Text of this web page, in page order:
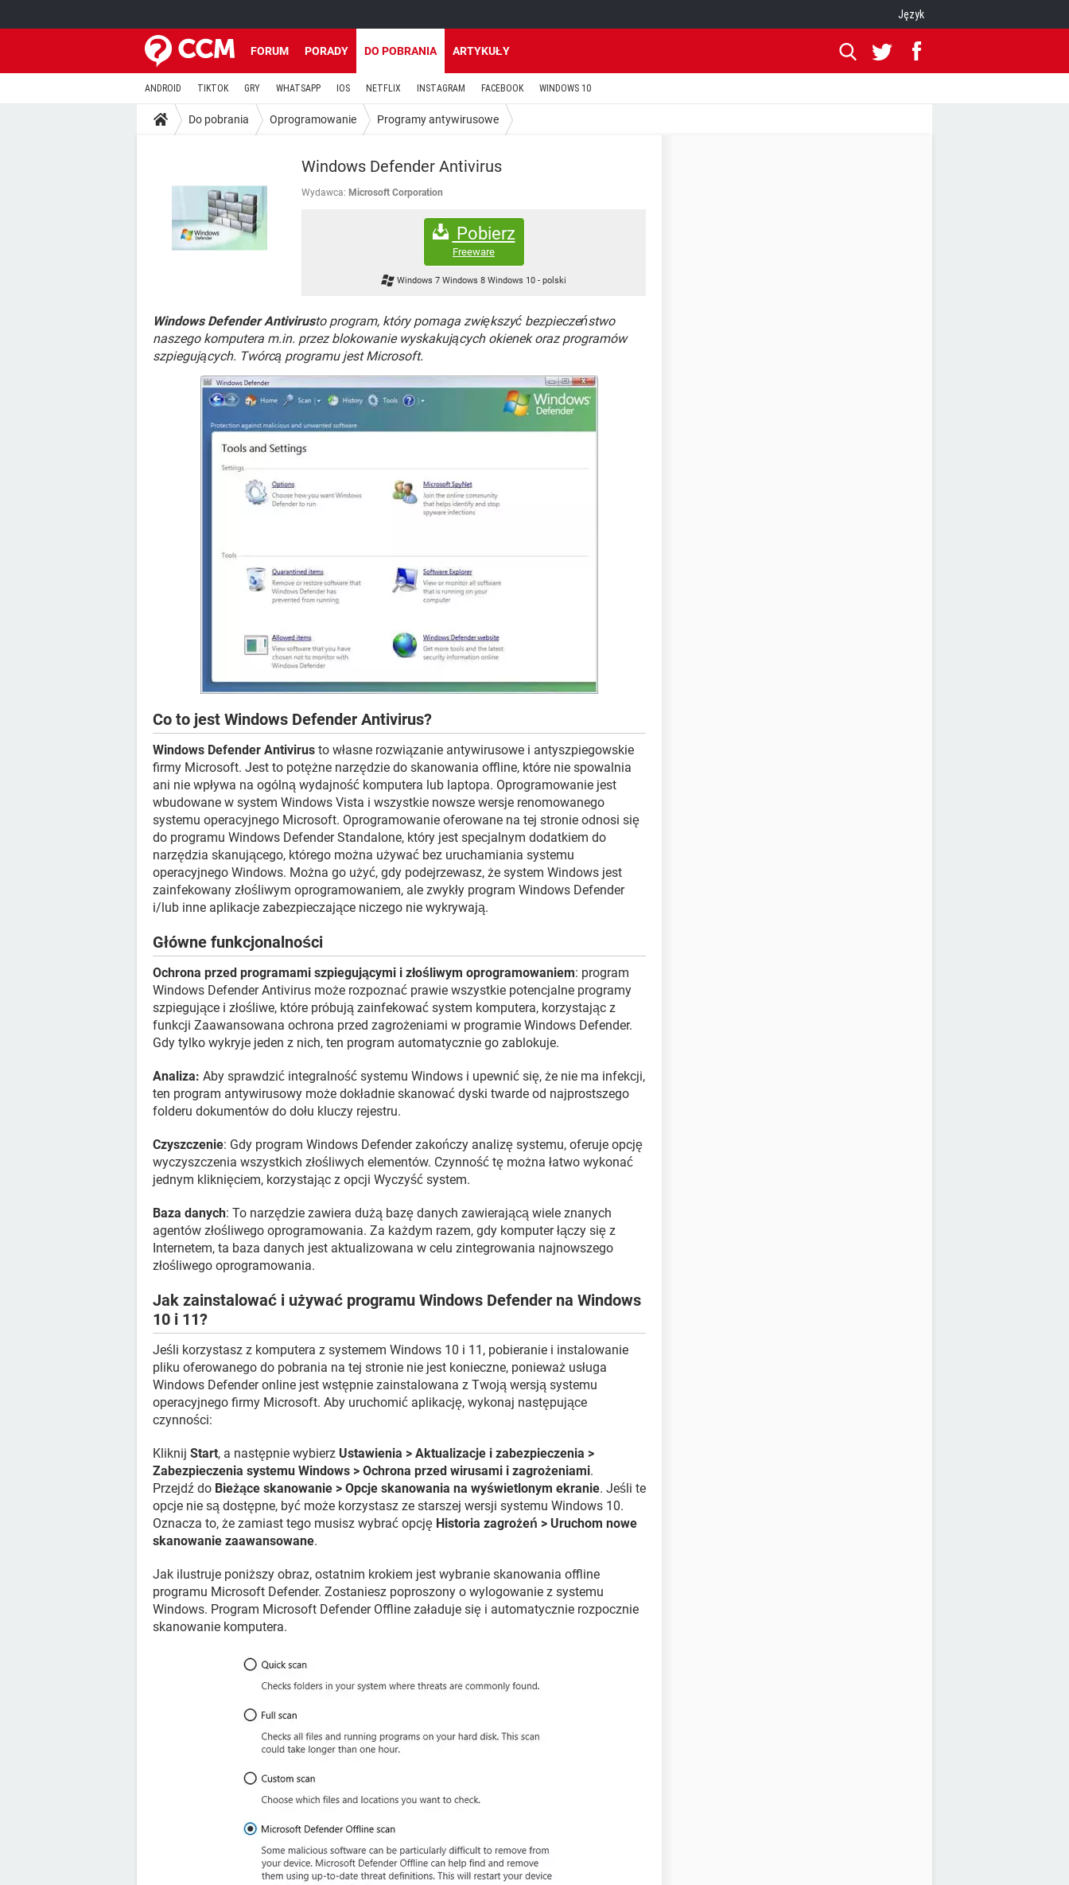
Język
FORUM PORADY DO POBRANIA ARTYKUŁY
ANDROID TIKTOK GRY WHATSAPP IOS NETFLIX INSTAGRAM FACEBOOK WINDOWS 10
Do pobrania Oprogramowanie Programy antywirusowe
Windows Defender Antivirus
Wydawca: Microsoft Corporation
Pobierz
Freeware
Windows 7 Windows 8 Windows 10-polski
Windows Defender Antivirusto program, który pomaga zwiększyć bezpieczeństwo
naszego komputera m.in. przez blokowanie wyskakujących okienek oraz programów
szpiegujących. Twórcą programu jest Microsoft.
Co to jest Windows Defender Antivirus?
Windows Defender Antivirus to własne rozwiązanie antywirusowe i antyszpiegowskie
firmy Microsoft. Jest to potężne narzędzie do skanowania offline, które nie spowalnia
ani nie wpływa na ogólną wydajność komputera lub laptopa. Oprogramowanie jest
wbudowane w system Windows Vista i wszystkie nowsze wersje renomowanego
systemu operacyjnego Microsoft. Oprogramowanie oferowane na tej stronie odnosi się
do programu Windows Defender Standalone, który jest specjalnym dodatkiem do
narzędzia skanującego, którego można używać bez uruchamiania systemu
operacyjnego Windows. Można go użyć, gdy podejrzewasz, że system Windows jest
zainfekowany złośliwym oprogramowaniem, ale zwykły program Windows Defender
i/lub inne aplikacje zabezpieczające niczego nie wykrywają.
Główne funkcjonalności
Ochrona przed programami szpiegującymi i złośliwym oprogramowaniem: program
Windows Defender Antivirus może rozpoznać prawie wszystkie potencjalne programy
szpiegujące i złośliwe, które próbują zainfekować system komputera, korzystając z
funkcji Zaawansowana ochrona przed zagrożeniami w programie Windows Defender.
Gdy tylko wykryje jeden z nich, ten program automatycznie go zablokuje.
Analiza: Aby sprawdzić integralność systemu Windows i upewnić się, że nie ma infekcji,
ten program antywirusowy może dokładnie skanować dyski twarde od najprostszego
folderu dokumentów do dołu kluczy rejestru.
Czyszczenie: Gdy program Windows Defender zakończy analizę systemu, oferuje opcję
wyczyszczenia wszystkich złośliwych elementów. Czynność tę można łatwo wykonać
jednym kliknięciem, korzystając z opcji Wyczyść system.
Baza danych: To narzędzie zawiera dużą bazę danych zawierającą wiele znanych
agentów złośliwego oprogramowania. Za każdym razem, gdy komputer łączy się z
Internetem, ta baza danych jest aktualizowana w celu zintegrowania najnowszego
złośliwego oprogramowania.
Jak zainstalować i używać programu Windows Defender na Windows
10 i 11?
Jeśli korzystasz z komputera z systemem Windows 10 i 11, pobieranie i instalowanie
pliku oferowanego do pobrania na tej stronie nie jest konieczne, ponieważ usługa
Windows Defender online jest wstępnie zainstalowana z Twoją wersją systemu
operacyjnego firmy Microsoft. Aby uruchomić aplikację, wykonaj następujące
czynności:
Kliknij Start, a następnie wybierz Ustawienia > Aktualizacje i zabezpieczenia >
Zabezpieczenia systemu Windows > Ochrona przed wirusami i zagrożeniami.
Przejdź do Bieżące skanowanie > Opcje skanowania na wyświetlonym ekranie. Jeśli te
opcje nie są dostępne, być może korzystasz ze starszej wersji systemu Windows 10.
Oznacza to, że zamiast tego musisz wybrać opcję Historia zagrożeń > Uruchom nowe
skanowanie zaawansowane.
Jak ilustruje poniższy obraz, ostatnim krokiem jest wybranie skanowania offline
programu Microsoft Defender. Zostaniesz poproszony o wylogowanie z systemu
Windows. Program Microsoft Defender Offline załaduje się i automatycznie rozpocznie
skanowanie komputera.